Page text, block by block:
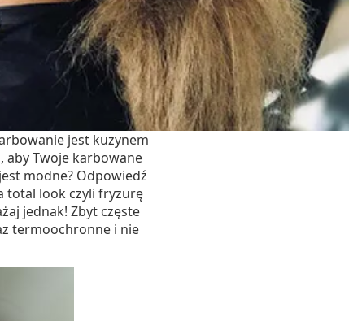
jest kuzynem
aby Twoje karbowane
modne? Odpowiedź
total look czyli fryzurę
jednak! Zbyt częste
termoochronne i nie